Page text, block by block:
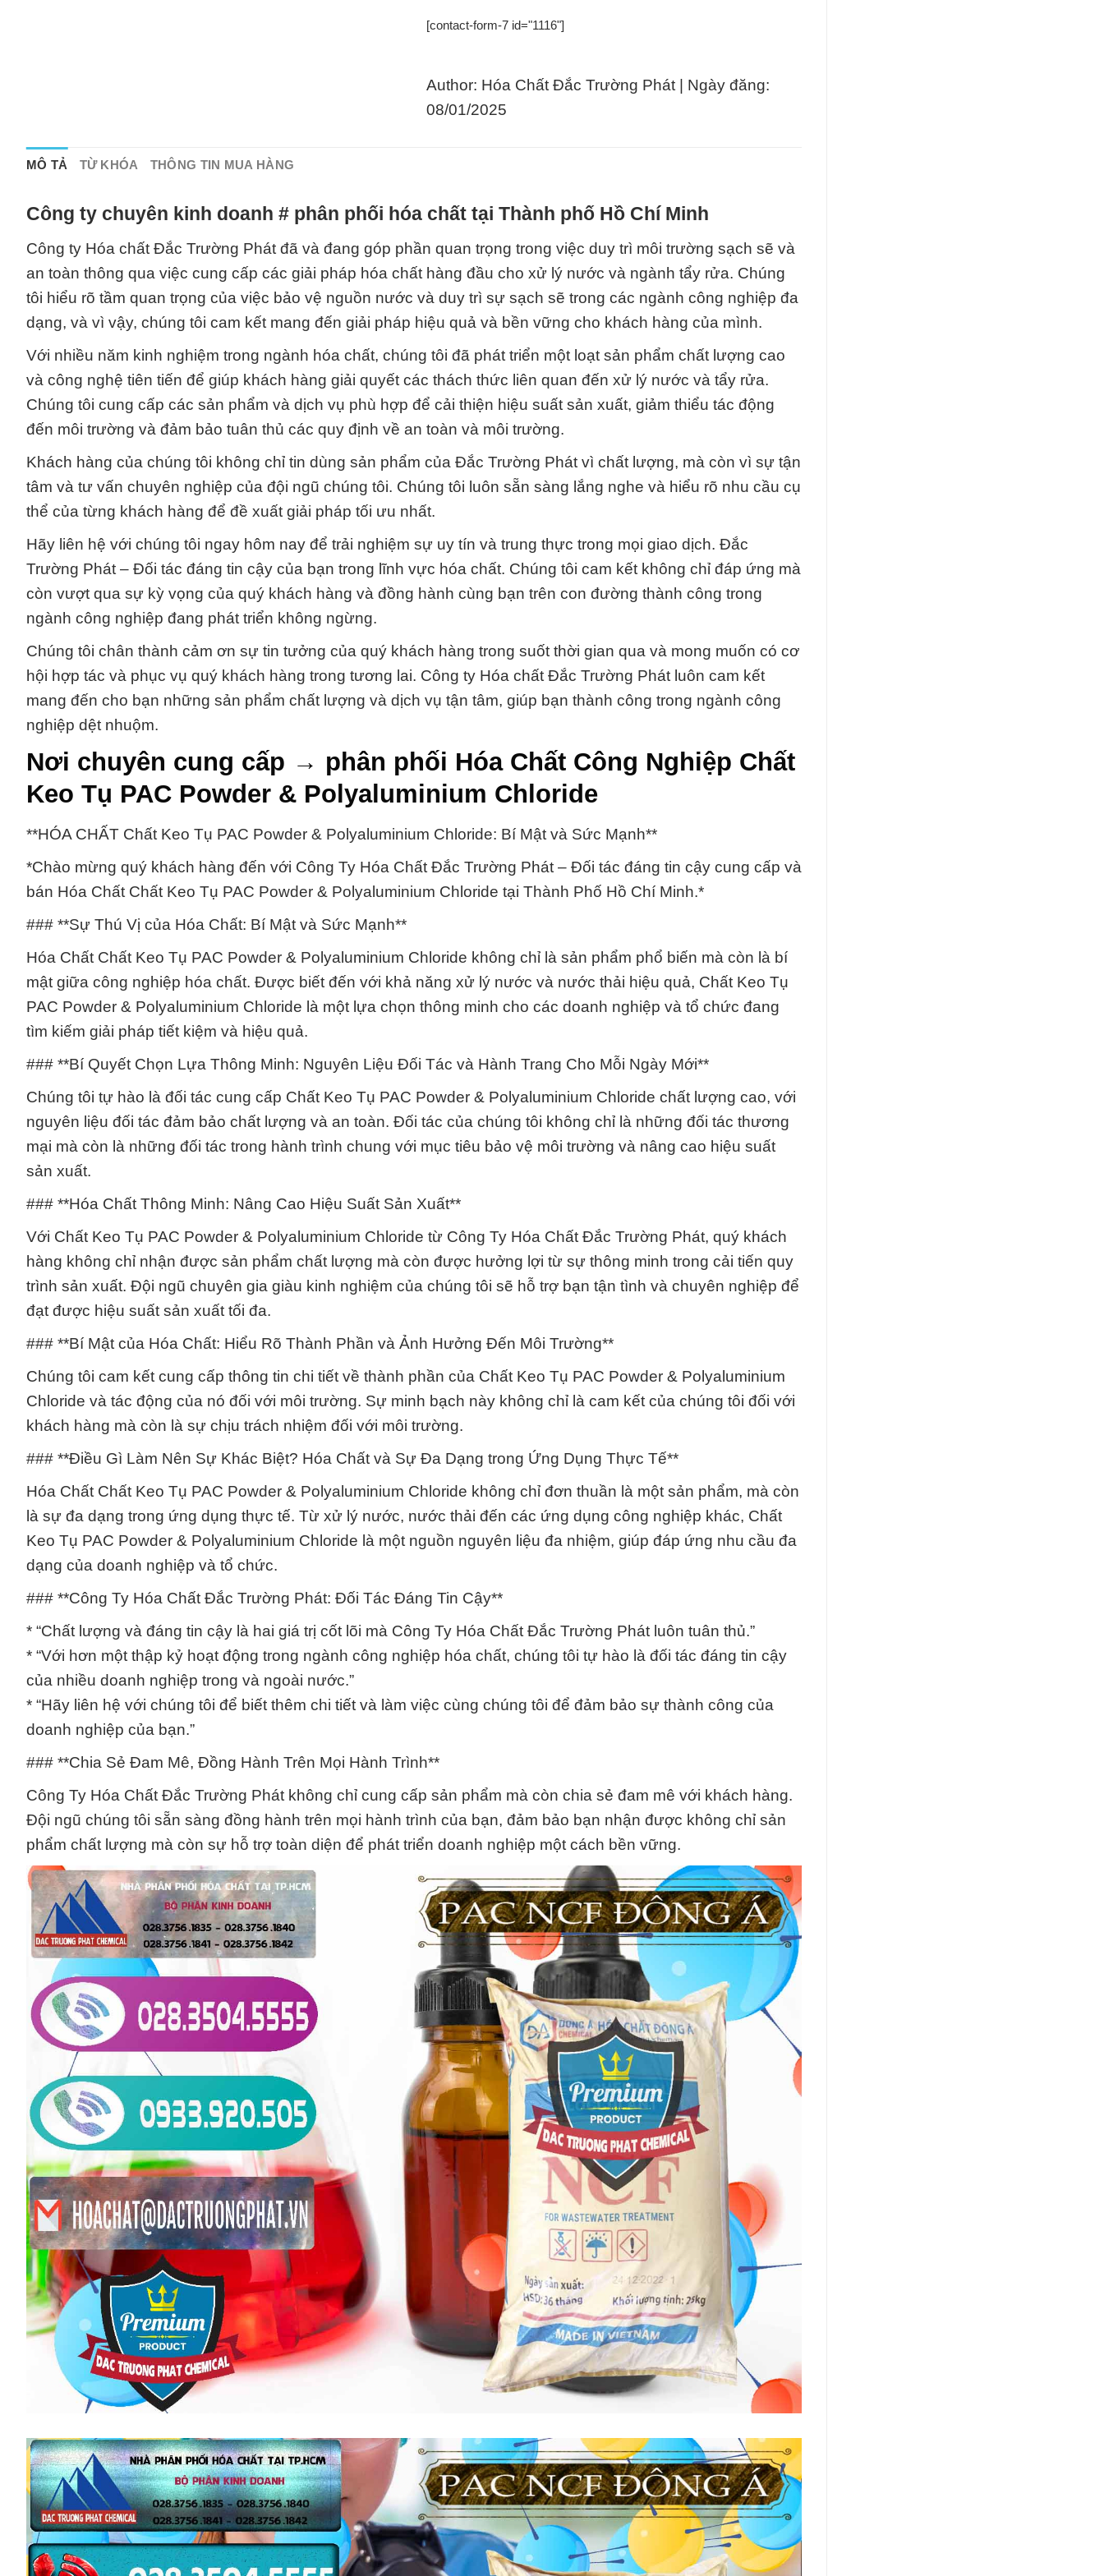
[contact-form-7 id="1116"]
Author: Hóa Chất Đắc Trường Phát | Ngày đăng:
08/01/2025
MÔ TẢ TỪ KHÓA THÔNG TIN MUA HÀNG
Công ty chuyên kinh doanh # phân phối hóa chất tại Thành phố Hồ Chí Minh
Công ty Hóa chất Đắc Trường Phát đã và đang góp phần quan trọng trong việc duy trì môi trường sạch sẽ và
an toàn thông qua việc cung cấp các giải pháp hóa chất hàng đầu cho xử lý nước và ngành tẩy rửa. Chúng
tôi hiểu rõ tầm quan trọng của việc bảo vệ nguồn nước và duy trì sự sạch sẽ trong các ngành công nghiệp đa
dạng, và vì vậy, chúng tôi cam kết mang đến giải pháp hiệu quả và bền vững cho khách hàng của mình.
Với nhiều năm kinh nghiệm trong ngành hóa chất, chúng tôi đã phát triển một loạt sản phẩm chất lượng cao
và công nghệ tiên tiến để giúp khách hàng giải quyết các thách thức liên quan đến xử lý nước và tẩy rửa.
Chúng tôi cung cấp các sản phẩm và dịch vụ phù hợp để cải thiện hiệu suất sản xuất, giảm thiểu tác động
đến môi trường và đảm bảo tuân thủ các quy định về an toàn và môi trường.
Khách hàng của chúng tôi không chỉ tin dùng sản phẩm của Đắc Trường Phát vì chất lượng, mà còn vì sự tận
tâm và tư vấn chuyên nghiệp của đội ngũ chúng tôi. Chúng tôi luôn sẵn sàng lắng nghe và hiểu rõ nhu cầu cụ
thể của từng khách hàng để đề xuất giải pháp tối ưu nhất.
Hãy liên hệ với chúng tôi ngay hôm nay để trải nghiệm sự uy tín và trung thực trong mọi giao dịch. Đắc
Trường Phát – Đối tác đáng tin cậy của bạn trong lĩnh vực hóa chất. Chúng tôi cam kết không chỉ đáp ứng mà
còn vượt qua sự kỳ vọng của quý khách hàng và đồng hành cùng bạn trên con đường thành công trong
ngành công nghiệp đang phát triển không ngừng.
Chúng tôi chân thành cảm ơn sự tin tưởng của quý khách hàng trong suốt thời gian qua và mong muốn có cơ
hội hợp tác và phục vụ quý khách hàng trong tương lai. Công ty Hóa chất Đắc Trường Phát luôn cam kết
mang đến cho bạn những sản phẩm chất lượng và dịch vụ tận tâm, giúp bạn thành công trong ngành công
nghiệp dệt nhuộm.
Nơi chuyên cung cấp → phân phối Hóa Chất Công Nghiệp Chất
Keo Tụ PAC Powder & Polyaluminium Chloride
**HÓA CHẤT Chất Keo Tụ PAC Powder & Polyaluminium Chloride: Bí Mật và Sức Mạnh**
*Chào mừng quý khách hàng đến với Công Ty Hóa Chất Đắc Trường Phát – Đối tác đáng tin cậy cung cấp và
bán Hóa Chất Chất Keo Tụ PAC Powder & Polyaluminium Chloride tại Thành Phố Hồ Chí Minh.*
### **Sự Thú Vị của Hóa Chất: Bí Mật và Sức Mạnh**
Hóa Chất Chất Keo Tụ PAC Powder & Polyaluminium Chloride không chỉ là sản phẩm phổ biến mà còn là bí
mật giữa công nghiệp hóa chất. Được biết đến với khả năng xử lý nước và nước thải hiệu quả, Chất Keo Tụ
PAC Powder & Polyaluminium Chloride là một lựa chọn thông minh cho các doanh nghiệp và tổ chức đang
tìm kiếm giải pháp tiết kiệm và hiệu quả.
### **Bí Quyết Chọn Lựa Thông Minh: Nguyên Liệu Đối Tác và Hành Trang Cho Mỗi Ngày Mới**
Chúng tôi tự hào là đối tác cung cấp Chất Keo Tụ PAC Powder & Polyaluminium Chloride chất lượng cao, với
nguyên liệu đối tác đảm bảo chất lượng và an toàn. Đối tác của chúng tôi không chỉ là những đối tác thương
mại mà còn là những đối tác trong hành trình chung với mục tiêu bảo vệ môi trường và nâng cao hiệu suất
sản xuất.
### **Hóa Chất Thông Minh: Nâng Cao Hiệu Suất Sản Xuất**
Với Chất Keo Tụ PAC Powder & Polyaluminium Chloride từ Công Ty Hóa Chất Đắc Trường Phát, quý khách
hàng không chỉ nhận được sản phẩm chất lượng mà còn được hưởng lợi từ sự thông minh trong cải tiến quy
trình sản xuất. Đội ngũ chuyên gia giàu kinh nghiệm của chúng tôi sẽ hỗ trợ bạn tận tình và chuyên nghiệp để
đạt được hiệu suất sản xuất tối đa.
### **Bí Mật của Hóa Chất: Hiểu Rõ Thành Phần và Ảnh Hưởng Đến Môi Trường**
Chúng tôi cam kết cung cấp thông tin chi tiết về thành phần của Chất Keo Tụ PAC Powder & Polyaluminium
Chloride và tác động của nó đối với môi trường. Sự minh bạch này không chỉ là cam kết của chúng tôi đối với
khách hàng mà còn là sự chịu trách nhiệm đối với môi trường.
### **Điều Gì Làm Nên Sự Khác Biệt? Hóa Chất và Sự Đa Dạng trong Ứng Dụng Thực Tế**
Hóa Chất Chất Keo Tụ PAC Powder & Polyaluminium Chloride không chỉ đơn thuần là một sản phẩm, mà còn
là sự đa dạng trong ứng dụng thực tế. Từ xử lý nước, nước thải đến các ứng dụng công nghiệp khác, Chất
Keo Tụ PAC Powder & Polyaluminium Chloride là một nguồn nguyên liệu đa nhiệm, giúp đáp ứng nhu cầu đa
dạng của doanh nghiệp và tổ chức.
### **Công Ty Hóa Chất Đắc Trường Phát: Đối Tác Đáng Tin Cậy**
* “Chất lượng và đáng tin cậy là hai giá trị cốt lõi mà Công Ty Hóa Chất Đắc Trường Phát luôn tuân thủ.”
* “Với hơn một thập kỷ hoạt động trong ngành công nghiệp hóa chất, chúng tôi tự hào là đối tác đáng tin cậy
của nhiều doanh nghiệp trong và ngoài nước.”
* “Hãy liên hệ với chúng tôi để biết thêm chi tiết và làm việc cùng chúng tôi để đảm bảo sự thành công của
doanh nghiệp của bạn.”
### **Chia Sẻ Đam Mê, Đồng Hành Trên Mọi Hành Trình**
Công Ty Hóa Chất Đắc Trường Phát không chỉ cung cấp sản phẩm mà còn chia sẻ đam mê với khách hàng.
Đội ngũ chúng tôi sẵn sàng đồng hành trên mọi hành trình của bạn, đảm bảo bạn nhận được không chỉ sản
phẩm chất lượng mà còn sự hỗ trợ toàn diện để phát triển doanh nghiệp một cách bền vững.